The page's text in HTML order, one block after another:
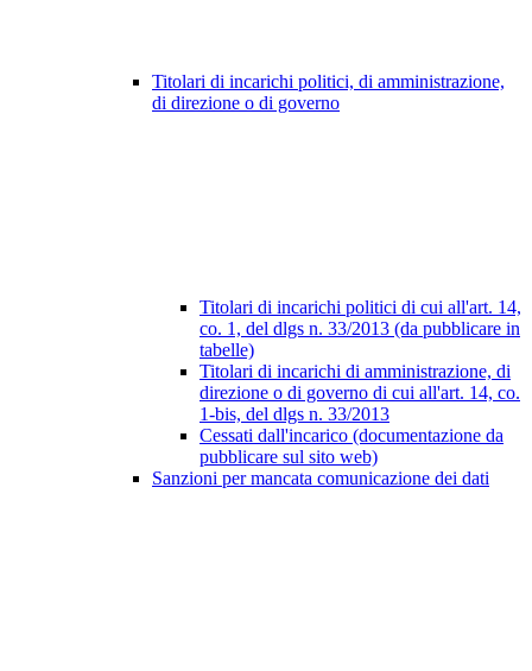
Titolari di incarichi politici, di amministrazione,
di direzione o di governo
Titolari di incarichi politici di cui all'art. 14,
co. 1, del dlgs n. 33/2013 (da pubblicare in
tabelle)
Titolari di incarichi di amministrazione, di
direzione o di governo di cui all'art. 14, co.
1-bis, del dlgs n. 33/2013
Cessati dall'incarico (documentazione da
pubblicare sul sito web)
Sanzioni per mancata comunicazione dei dati